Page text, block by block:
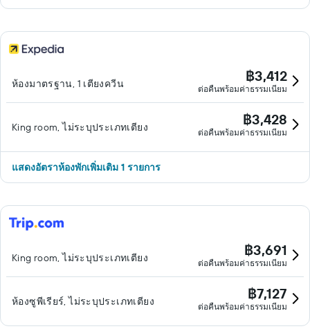
ห้องมาตรฐาน, 1 เตียงควีน ฿3,412
ต่อคืนพร้อมค่าธรรมเนียม
King room, ไม่ระบุประเภทเตียง ฿3,428
ต่อคืนพร้อมค่าธรรมเนียม
แสดงอัตราห้องพักเพิ่มเติม 1 รายการ
King room, ไม่ระบุประเภทเตียง ฿3,691
ต่อคืนพร้อมค่าธรรมเนียม
ห้องซูพีเรียร์, ไม่ระบุประเภทเตียง ฿7,127
ต่อคืนพร้อมค่าธรรมเนียม